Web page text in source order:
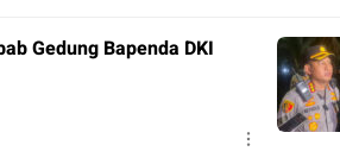
Gedung Bapenda DKI